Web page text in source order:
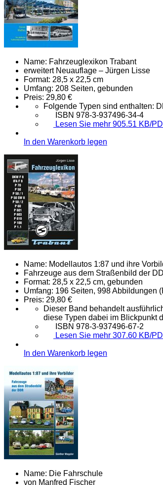
Name: Fahrzeuglexikon Trabant
erweitert Neuauflage – Jürgen Lisse
Format: 28,5 x 22,5 cm
Umfang: 208 Seiten, gebunden
Preis: 29,80 €
Folgende Typen sind enthalten:
ISBN 978-3-937496-34-4
Lesen Sie mehr 905.51 KB/
In den Warenkorb legen
Name: Modellautos 1:87 und ihre
Fahrzeuge aus dem Straßenbild der
Format: 28,5 x 22,5 cm, gebunden
Umfang: 196 Seiten, 998 Abbildungen
Preis: 29,80 €
Dieser Band behandelt
diese Typen dabei im Blickpunkt
ISBN 978-3-937496-67-2
Lesen Sie mehr 307.60 KB/
In den Warenkorb legen
Name: Die Fahrschule
von Manfred Fischer